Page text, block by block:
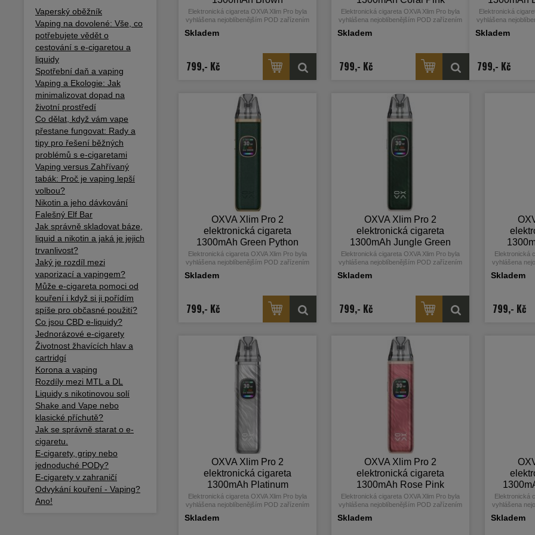
Vaperský oběžník
Vaping na dovolené: Vše, co
potřebujete vědět o
cestování s e-cigaretou a
liquidy
Spotřební daň a vaping
Vaping a Ekologie: Jak
minimalizovat dopad na
životní prostředí
Co dělat, když vám vape
přestane fungovat: Rady a
tipy pro řešení běžných
problémů s e-cigaretami
Vaping versus Zahřívaný
tabák: Proč je vaping lepší
volbou?
Nikotin a jeho dávkování
Falešný Elf Bar
Jak správně skladovat báze,
liquid a nikotin a jaká je jejich
trvanlivost?
Jaký je rozdíl mezi
vaporizací a vapingem?
Může e-cigareta pomoci od
kouření i když si ji pořídím
spíše pro občasné použití?
Co jsou CBD e-liquidy?
Jednorázové e-cigarety
Životnost žhavících hlav a
cartridgí
Korona a vaping
Rozdíly mezi MTL a DL
Liquidy s nikotinovou solí
Shake and Vape nebo
klasické příchutě?
Jak se správně starat o e-
cigaretu.
E-cigarety, gripy nebo
jednoduché PODy?
E-cigarety v zahraničí
Odvykání kouření - Vaping?
Ano!
Python
Elektronická cigareta OXVA Xlim Pro byla
vyhlášena nejoblíbenějším POD zařízením
přichází výrobce s druhou řadou, která si
Elegantní a čistý designe těla baterie zdobí
0,56 palcový barevný Ultra-HD displej,
který poskytuje vynikající přehled o
1300mAh, USB-C port s 2A nabíjením a
výkonem až 30W.
Skladem
799,- Kč
Elektronická cigareta OXVA Xlim Pro byla
vyhlášena nejoblíbenějším POD zařízením
přichází výrobce s druhou řadou, která si
Elegantní a čistý designe těla baterie zdobí
0,56 palcový barevný Ultra-HD displej,
který poskytuje vynikající přehled o
1300mAh, USB-C port s 2A nabíjením a
výkonem až 30W.
Skladem
799,- Kč
Elektronická
vyhlášena
přichází výrobce s
Elegantní a čistý
0,56 palcový
který poskytuje
1300mAh, USB-
Skladem
799,- Kč
OXVA Xlim Pro 2
elektronická cigareta
1300mAh Green Python
Elektronická cigareta OXVA Xlim Pro byla
vyhlášena nejoblíbenějším POD zařízením
přichází výrobce s druhou řadou, která si
Elegantní a čistý designe těla baterie zdobí
0,56 palcový barevný Ultra-HD displej,
který poskytuje vynikající přehled o
1300mAh, USB-C port s 2A nabíjením a
výkonem až 30W.
Skladem
799,- Kč
OXVA Xlim Pro 2
elektronická cigareta
1300mAh Jungle Green
Elektronická cigareta OXVA Xlim Pro byla
vyhlášena nejoblíbenějším POD zařízením
přichází výrobce s druhou řadou, která si
Elegantní a čistý designe těla baterie zdobí
0,56 palcový barevný Ultra-HD displej,
který poskytuje vynikající přehled o
1300mAh, USB-C port s 2A nabíjením a
výkonem až 30W.
Skladem
799,- Kč
Elektronická
vyhlášena
přichází
Elegantní a
0,56
který
1300mAh,
Skladem
799,- Kč
OXVA Xlim Pro 2
elektronická cigareta
1300mAh Platinum
Gray CZ
Elektronická cigareta OXVA Xlim Pro byla
vyhlášena nejoblíbenějším POD zařízením
přichází výrobce s druhou řadou, která si
Skladem
OXVA Xlim Pro 2
elektronická cigareta
1300mAh Rose Pink
Elektronická cigareta OXVA Xlim Pro byla
vyhlášena nejoblíbenějším POD zařízením
přichází výrobce s druhou řadou, která si
Skladem
Elektronická
vyhlášena
přichází
Skladem